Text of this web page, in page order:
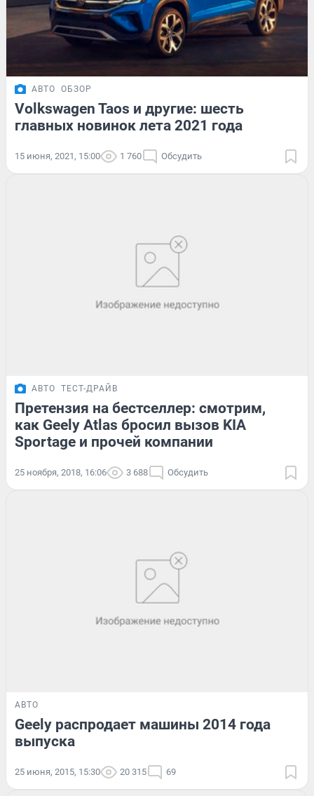
АВТО ОБЗОР
Volkswagen Taos и другие: шесть
главных новинок лета 2021 года
15 июня, 2021, 15:00 1 760 Обсудить
АВТО ТЕСТ-ДРАЙВ
Претензия на бестселлер: смотрим,
как Geely Atlas бросил вызов KIA
Sportage и прочей компании
25 ноября, 2018, 16:06 3 688 Обсудить
АВТО
Geely распродает машины 2014 года
выпуска
25 июня, 2015, 15:30 20 315 69